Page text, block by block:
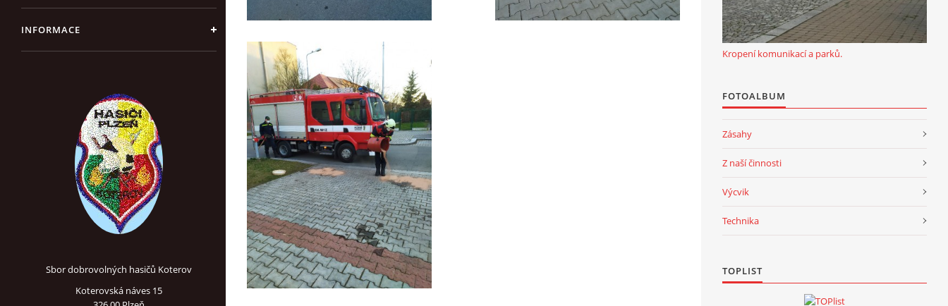
INFORMACE
Sbor dobrovolných hasičů Koterov
Koterovská náves 15
Kropení komunikací a parků.
FOTOALBUM
Zásahy
Z naší činnosti
Výcvik
Technika
TOPLIST